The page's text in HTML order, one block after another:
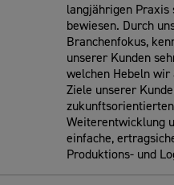
langjährigen Praxis
bewiesen. Durch
Branchenfokus,
unserer Kunden
welchen Hebeln wir
Ziele unserer
Weiterentwicklung
einfache,
Produktions- und